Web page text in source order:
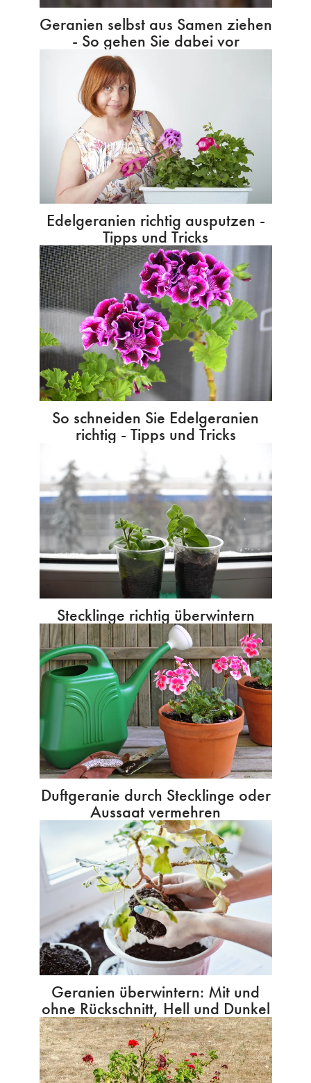
Geranien selbst aus Samen ziehen
- So gehen Sie dabei vor
Edelgeranien richtig ausputzen -
Tipps und Tricks
So schneiden Sie Edelgeranien
richtig - Tipps und Tricks
Stecklinge richtig überwintern
Duftgeranie durch Stecklinge oder
Aussaat vermehren
Geranien überwintern: Mit und
ohne Rückschnitt, Hell und Dunkel